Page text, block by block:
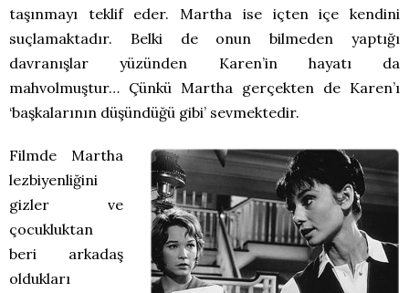
taşınmayı teklif eder. Martha ise içten içe kendini
suçlamaktadır. Belki de onun bilmeden yaptığı
davranışlar yüzünden Karen’in hayatı da
mahvolmuştur… Çünkü Martha gerçekten de Karen’ı
‘başkalarının düşündüğü gibi’ sevmektedir.
Filmde Martha
lezbiyenliğini
gizler ve
çocukluktan
beri arkadaş
oldukları